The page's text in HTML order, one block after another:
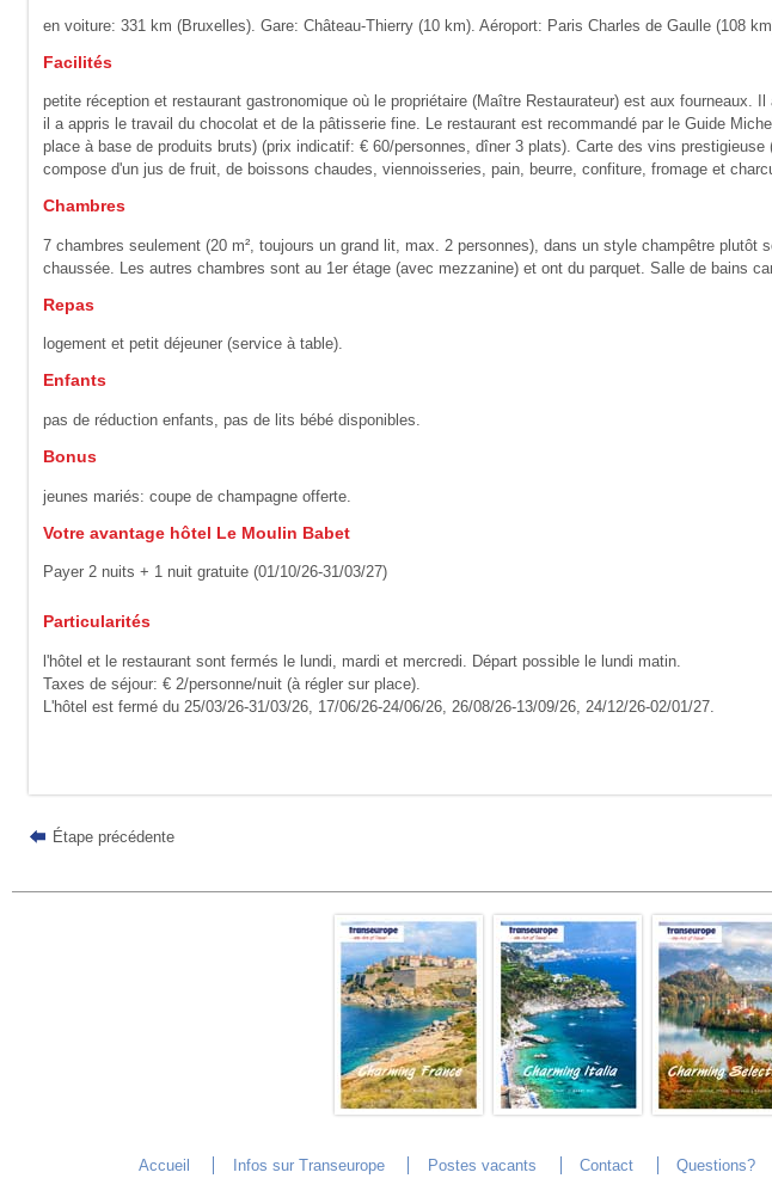
en voiture: 331 km (Bruxelles). Gare: Château-Thierry (10 km). Aéroport: Paris Charles de Gaulle (108
Facilités
petite réception et restaurant gastronomique où le propriétaire (Maître Restaurateur) est aux
il a appris le travail du chocolat et de la pâtisserie fine. Le restaurant est recommandé par le Guide
place à base de produits bruts) (prix indicatif: € 60/personnes, dîner 3 plats). Carte des vins
compose d'un jus de fruit, de boissons chaudes, viennoisseries, pain, beurre, confiture, fromage et
Chambres
7 chambres seulement (20 m², toujours un grand lit, max. 2 personnes), dans un style cham­pêtre
chaussée. Les autres chambres sont au 1er étage (avec mezzanine) et ont du parquet. Salle de bains
Repas
logement et petit déjeuner (service à table).
Enfants
pas de réduction enfants, pas de lits bébé disponibles.
Bonus
jeunes mariés: coupe de champagne offerte.
Votre avantage hôtel Le Moulin Babet
Payer 2 nuits + 1 nuit gratuite (01/10/26-31/03/27)
Particularités
l'hôtel et le restaurant sont fermés le lundi, mardi et mercredi. Départ possible le lundi matin.
Taxes de séjour: € 2/personne/nuit (à régler sur place).
L'hôtel est fermé du 25/03/26-31/03/26, 17/06/26-24/06/26, 26/08/26-13/09/26, 24/12/26-02/01/27.
Étape précédente
Accueil Infos sur Transeurope Postes vacants Contact Questions?